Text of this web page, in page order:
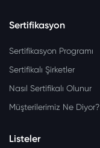
Sertifikasyon
Sertifikasyon Programı
Sertifikalı Şirketler
Nasıl Sertifikalı Olunur
Müşterilerimiz Ne Diyor?
Listeler